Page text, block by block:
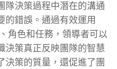
隊決策過程中潛在的溝通
的錯誤。通過有效運用
角色和任務，領導者可以
決策真正反映團隊的智慧
決策的質量，還促進了團